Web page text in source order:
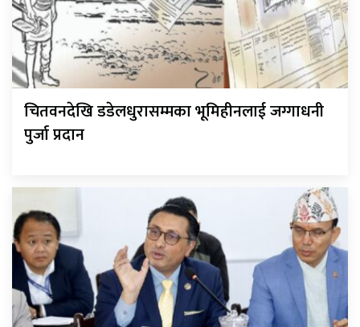
चितवनदेखि डडेलधुरासम्मका भूमिहीनलाई जग्गाधनी
पुर्जा प्रदान